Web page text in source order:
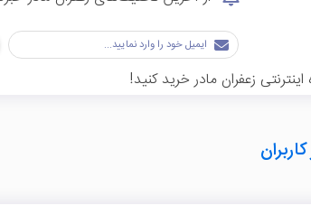
زعفران مادر خرید کنید!